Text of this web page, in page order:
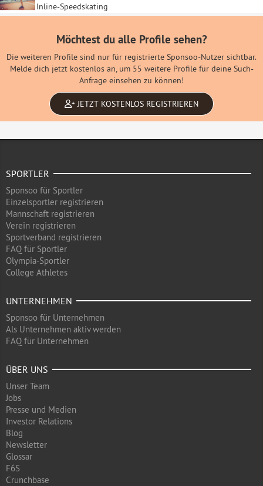
Inline-Speedskating
Möchtest du alle Profile sehen?
Die weiteren Profile sind nur für registrierte Sponsoo-Nutzer sichtbar.
Melde dich jetzt kostenlos an, um 55 weitere Profile für deine Such-
Anfrage einsehen zu können!
JETZT KOSTENLOS REGISTRIEREN
SPORTLER
Sponsoo für Sportler
Einzelsportler registrieren
Mannschaft registrieren
Verein registrieren
Sportverband registrieren
FAQ für Sportler
Olympia-Sportler
College Athletes
UNTERNEHMEN
Sponsoo für Unternehmen
Als Unternehmen aktiv werden
FAQ für Unternehmen
ÜBER UNS
Unser Team
Jobs
Presse und Medien
Investor Relations
Blog
Newsletter
Glossar
F6S
Crunchbase